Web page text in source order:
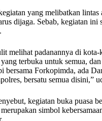
yang melibatkan lintas
dijaga. Sebab, kegiatan ini
melihat padanannya di
terbuka untuk semua,
bersama Forkopimda, ada
bersatu semua disini,”
kegiatan buka puasa
simbol